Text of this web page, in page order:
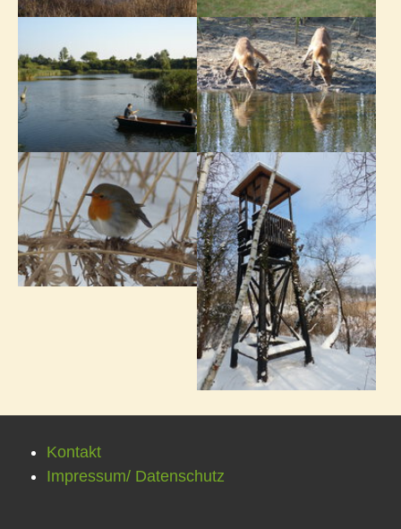
Kontakt
Impressum/ Datenschutz